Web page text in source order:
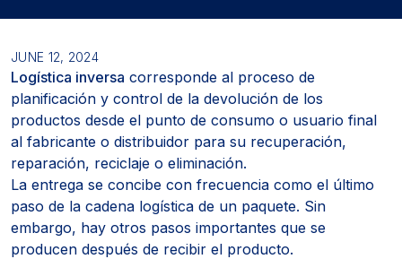
JUNE 12, 2024
Logística inversa corresponde al proceso de
planificación y control de la devolución de los
productos desde el punto de consumo o usuario final
al fabricante o distribuidor para su recuperación,
reparación, reciclaje o eliminación.
La entrega se concibe con frecuencia como el último
paso de la cadena logística de un paquete. Sin
embargo, hay otros pasos importantes que se
producen después de recibir el producto.